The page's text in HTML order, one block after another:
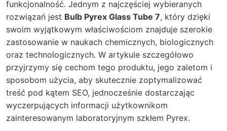
funkcjonalność. Jednym z najczęściej wybieranych
rozwiązań jest Bulb Pyrex Glass Tube 7, który dzięki
swoim wyjątkowym właściwościom znajduje szerokie
zastosowanie w naukach chemicznych, biologicznych
oraz technologicznych. W artykule szczegółowo
przyjrzymy się cechom tego produktu, jego zaletom i
sposobom użycia, aby skutecznie zoptymalizować
treść pod kątem SEO, jednocześnie dostarczając
wyczerpujących informacji użytkownikom
zainteresowanym laboratoryjnym szkłem Pyrex.